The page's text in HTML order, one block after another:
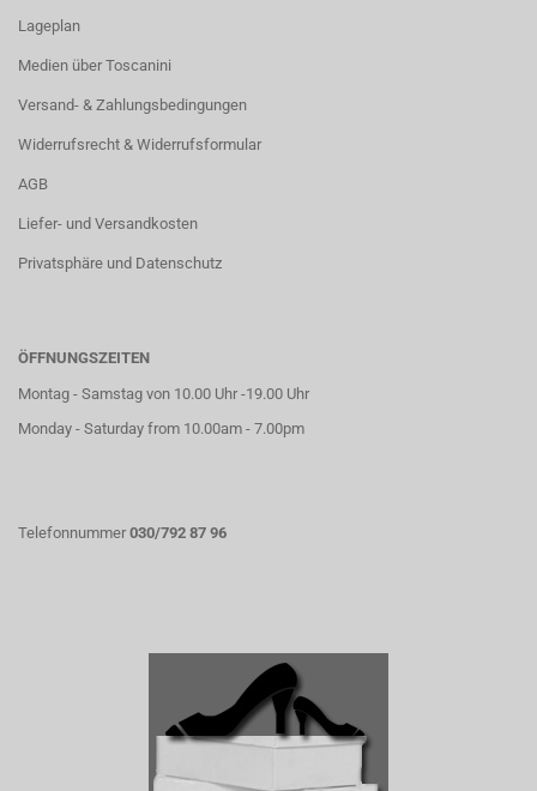
Lageplan
Medien über Toscanini
Versand- & Zahlungsbedingungen
Widerrufsrecht & Widerrufsformular
AGB
Liefer- und Versandkosten
Privatsphäre und Datenschutz
ÖFFNUNGSZEITEN
Montag - Samstag von 10.00 Uhr -19.00 Uhr
Monday - Saturday from 10.00am - 7.00pm
Telefonnummer 030/792 87 96